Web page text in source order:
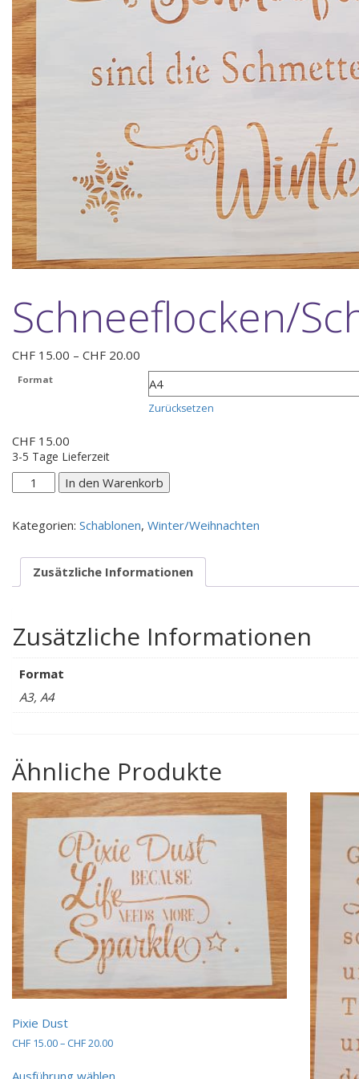
Schneeflocken/
CHF 15.00 – CHF 20.00
CHF 15.00
bis
CHF 20.00
Format
Zurücksetzen
CHF 15.00
3-5 Tage Lieferzeit
Schneeflocken/Schmetterlinge
Menge
In den Warenkorb
Kategorien: Schablonen, Winter/Weihnachten
Zusätzliche Informationen
Zusätzliche Informationen
Format
A3, A4
Ähnliche Produkte
Pixie Dust
CHF 15.00– CHF20.00Preisspanne:
bis
Ausführung wählen